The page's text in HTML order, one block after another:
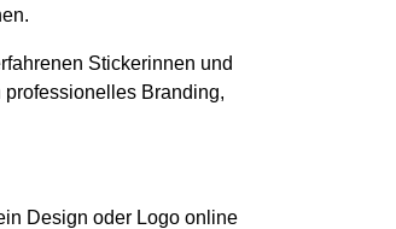
Stickerinnen und
Branding,
Design oder Logo online